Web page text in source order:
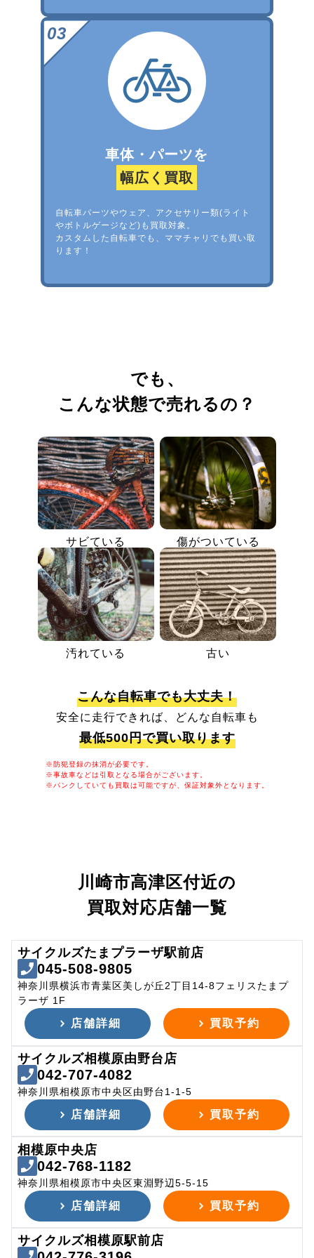
車体・パーツを
幅広く買取
自転車パーツやウェア、アクセサリー類(ライト
やボトルゲージなど)も買取対象。
カスタムした自転車でも、ママチャリでも買い取
ります！
でも、
こんな状態で売れるの？
サビている 傷がついている
汚れている 古い
こんな自転車でも大丈夫！
安全に走行できれば、どんな自転車も
最低500円で買い取ります
※防犯登録の抹消が必要です。
※事故車などは引取となる場合がございます。
※パンクしていても買取は可能ですが、保証対象外となります。
川崎市高津区付近の
買取対応店舗一覧
サイクルズたまプラーザ駅前店
045-508-9805
神奈川県横浜市青葉区美しが丘2丁目14-8フェリスたまプ
ラーザ 1F
店舗詳細 買取予約
サイクルズ相模原由野台店
042-707-4082
神奈川県相模原市中央区由野台1-1-5
店舗詳細 買取予約
相模原中央店
042-768-1182
神奈川県相模原市中央区東淵野辺5-5-15
店舗詳細 買取予約
サイクルズ相模原駅前店